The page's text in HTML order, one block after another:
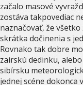
začalo masové
zostáva takpovediac
naznačovať, že
skrátka dočinenia s
Rovnako tak dobre
zairskú dedinku,
sibírsku
jednej scéne dokonca